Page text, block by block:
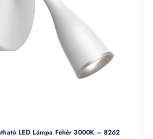
LED Lámpa Fehér 3000K – 8262